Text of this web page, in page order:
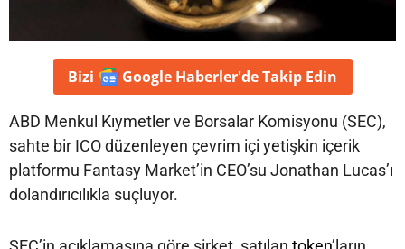
Bizi Google Haberler'deTakip Edin
ABD Menkul Kıymetler ve Borsalar Komisyonu (SEC),
sahte bir ICO düzenleyen çevrim içi yetişkin içerik
platformu Fantasy Market’in CEO’su Jonathan Lucas’ı
dolandırıcılıkla suçluyor.